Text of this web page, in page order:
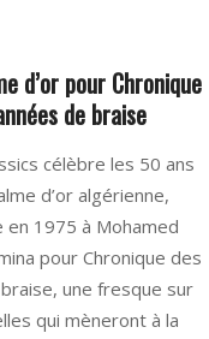
d’or pour Chronique
de braise
célèbre les 50 ans
d’or algérienne,
en 1975 à Mohamed
pour Chronique des
une fresque sur
qui mèneront à la